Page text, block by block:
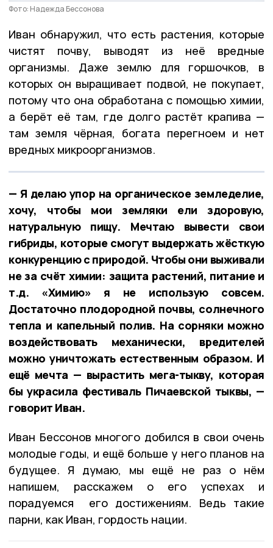
Фото: Надежда Бессонова
Иван обнаружил, что есть растения, которые
чистят почву, выводят из неё вредные
организмы. Даже землю для горшочков, в
которых он выращивает подвой, не покупает,
потому что она обработана с помощью химии,
а берёт её там, где долго растёт крапива —
там земля чёрная, богата перегноем и нет
вредных микроорганизмов.
— Я делаю упор на органическое земледелие,
хочу, чтобы мои земляки ели здоровую,
натуральную пищу. Мечтаю вывести свои
гибриды, которые смогут выдержать жёсткую
конкуренцию с природой. Чтобы они выживали
не за счёт химии: защита растений, питание и
т.д. «Химию» я не использую совсем.
Достаточно плодородной почвы, солнечного
тепла и капельный полив. На сорняки можно
воздействовать механически, вредителей
можно уничтожать естественным образом. И
ещё мечта — вырастить мега-тыкву, которая
бы украсила фестиваль Пичаевской тыквы, —
говорит Иван.
Иван Бессонов многого добился в свои очень
молодые годы, и ещё больше у него планов на
будущее. Я думаю, мы ещё не раз о нём
напишем, расскажем о его успехах и
порадуемся его достижениям. Ведь такие
парни, как Иван, гордость нации.